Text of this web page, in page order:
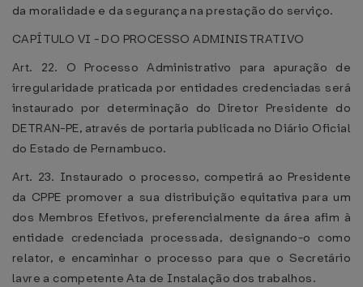
da moralidade e da segurança na prestação do serviço.
CAPÍTULO VI - DO PROCESSO ADMINISTRATIVO
Art. 22. O Processo Administrativo para apuração de
irregularidade praticada por entidades credenciadas será
instaurado por determinação do Diretor Presidente do
DETRAN-PE, através de portaria publicada no Diário Oficial
do Estado de Pernambuco.
Art. 23. Instaurado o processo, competirá ao Presidente
da CPPE promover a sua distribuição equitativa para um
dos Membros Efetivos, preferencialmente da área afim à
entidade credenciada processada, designando-o como
relator, e encaminhar o processo para que o Secretário
lavre a competente Ata de Instalação dos trabalhos.